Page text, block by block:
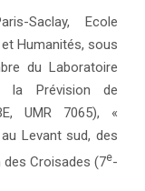
Saclay, Ecole
Humanités, sous
du Laboratoire
la Prévision de
UMR 7065), «
Levant sud, des
Croisades (7e-